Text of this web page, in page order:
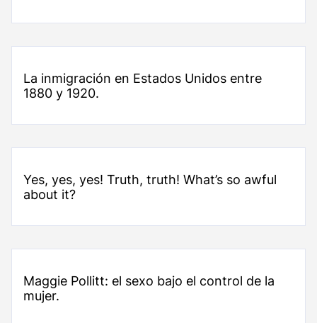
La inmigración en Estados Unidos entre
1880 y 1920.
Yes, yes, yes! Truth, truth! What’s so awful
about it?
Maggie Pollitt: el sexo bajo el control de la
mujer.